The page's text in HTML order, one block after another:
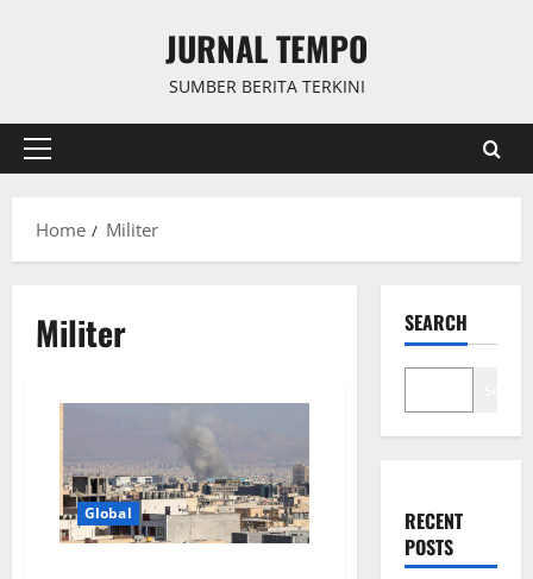
JURNAL TEMPO
SUMBER BERITA TERKINI
Primary
Home
Militer
Militer
Global
SEARCH
RECENT
POSTS